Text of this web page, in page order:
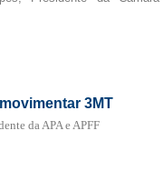
3MT
da APA e APFF